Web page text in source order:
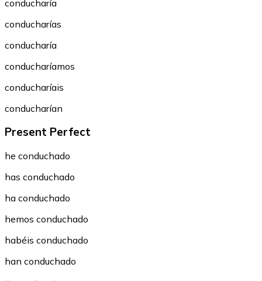
conducharía
conducharías
conducharía
conducharíamos
conducharíais
conducharían
Present Perfect
he conduchado
has conduchado
ha conduchado
hemos conduchado
habéis conduchado
han conduchado